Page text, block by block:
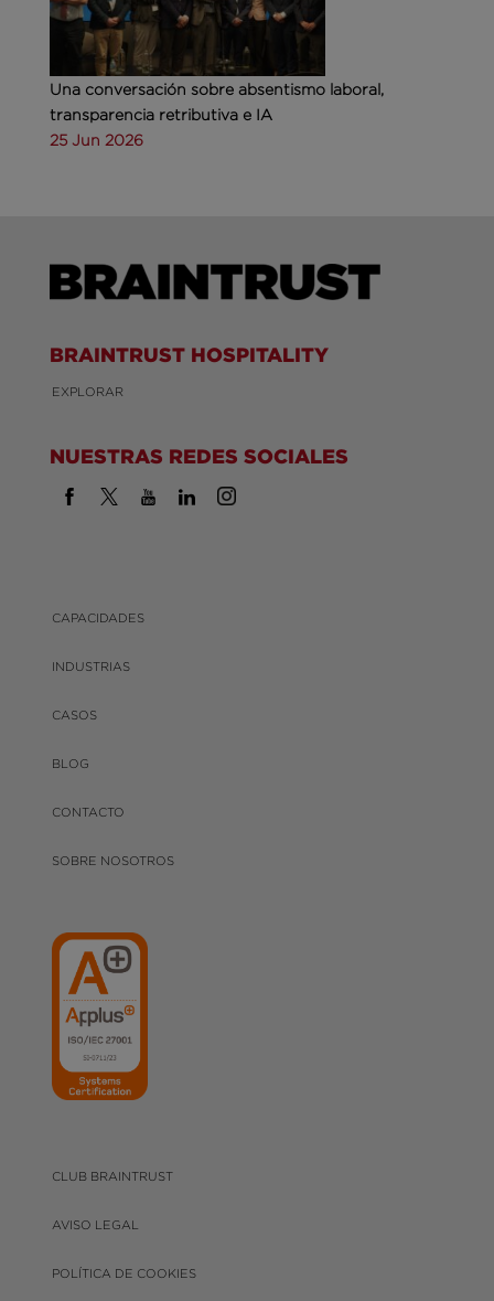
Una conversación sobre absentismo laboral,
transparencia retributiva e IA
25 Jun 2026
BRAINTRUST HOSPITALITY
EXPLORAR
NUESTRAS REDES SOCIALES
CAPACIDADES
INDUSTRIAS
CASOS
BLOG
CONTACTO
SOBRE NOSOTROS
CLUB BRAINTRUST
AVISO LEGAL
POLÍTICA DE COOKIES